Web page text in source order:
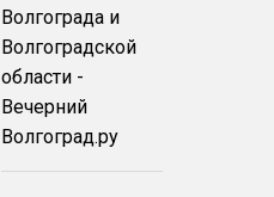
Волгограда и
Волгоградской
области -
Вечерний
Волгоград.ру